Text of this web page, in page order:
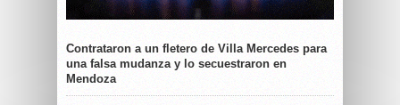
Contrataron a un fletero de Villa Mercedes para
una falsa mudanza y lo secuestraron en
Mendoza